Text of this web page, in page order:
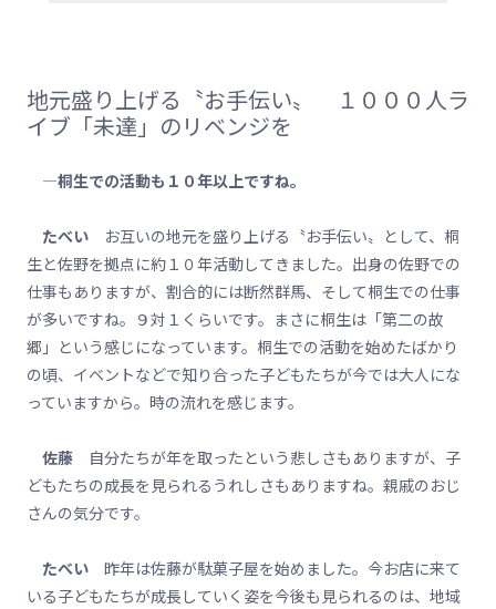
地元盛り上げる〝お手伝い〟 １０００人ラ
イブ「未達」のリベンジを
―桐生での活動も１０年以上ですね。
たべい お互いの地元を盛り上げる〝お手伝い〟として、桐
生と佐野を拠点に約１０年活動してきました。出身の佐野での
仕事もありますが、割合的には断然群馬、そして桐生での仕事
が多いですね。９対１くらいです。まさに桐生は「第二の故
郷」という感じになっています。桐生での活動を始めたばかり
の頃、イベントなどで知り合った子どもたちが今では大人にな
っていますから。時の流れを感じます。
佐藤 自分たちが年を取ったという悲しさもありますが、子
どもたちの成長を見られるうれしさもありますね。親戚のおじ
さんの気分です。
たべい 昨年は佐藤が駄菓子屋を始めました。今お店に来て
いる子どもたちが成長していく姿を今後も見られるのは、地域